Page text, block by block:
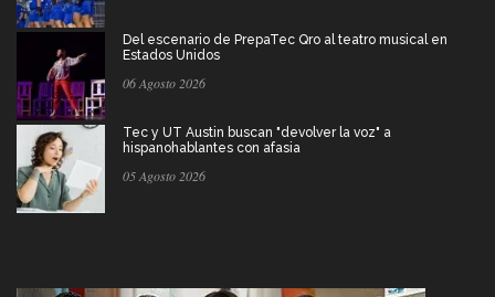
Del escenario de PrepaTec Qro al teatro musical en
Estados Unidos
06 Agosto 2026
Tec y UT Austin buscan "devolver la voz" a
hispanohablantes con afasia
05 Agosto 2026